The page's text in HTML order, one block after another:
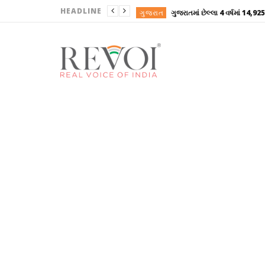
HEADLINE ગુજરાત
ગુજરાત
ગુજરાત